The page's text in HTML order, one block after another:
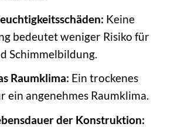
Keine
bedeutet weniger Risiko für
Schimmelbildung.
Raumklima: Ein trockenes
ein angenehmes Raumklima.
der Konstruktion: